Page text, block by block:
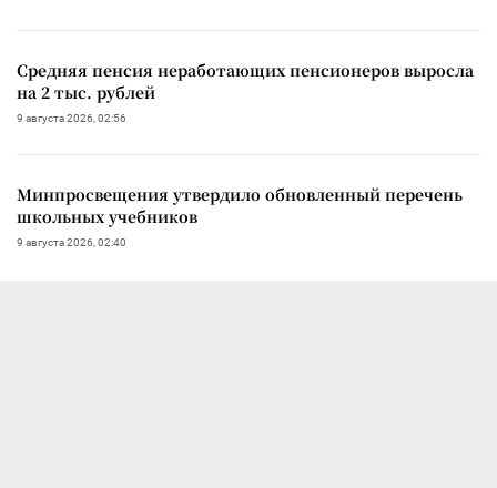
Средняя пенсия неработающих пенсионеров выросла
на 2 тыс. рублей
9 августа 2026, 02:56
Минпросвещения утвердило обновленный перечень
школьных учебников
9 августа 2026, 02:40